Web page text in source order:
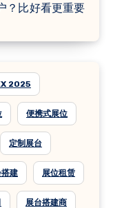
？比好看更重要
2025
便携式展位
定制展台
搭建 展位租赁
展台搭建商